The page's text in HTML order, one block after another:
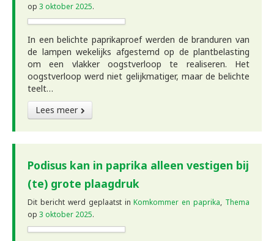
op 3 oktober 2025.
In een belichte paprikaproef werden de branduren van
de lampen wekelijks afgestemd op de plantbelasting
om een vlakker oogstverloop te realiseren. Het
oogstverloop werd niet gelijkmatiger, maar de belichte
teelt…
Lees meer
Podisus kan in paprika alleen vestigen bij
(te) grote plaagdruk
Dit bericht werd geplaatst inKomkommer en paprika, Thema
op 3 oktober 2025.